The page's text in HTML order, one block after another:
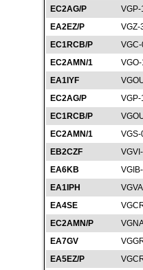
EC2AG/P
EA2EZ/P
VGZ-
EC1RCB/P
EC2AMN/1
EA1IYF
EC2AG/P
EC1RCB/P
EC2AMN/1
EB2CZF
EA6KB
EA1IPH
EA4SE
EC2AMN/P
EA7GV
EA5EZ/P